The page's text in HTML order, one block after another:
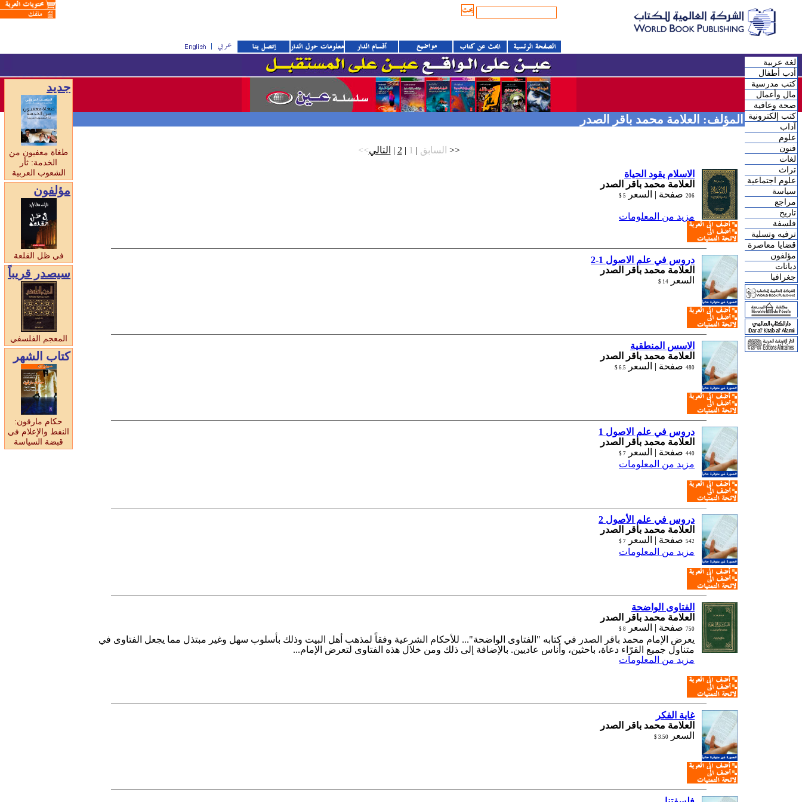
لغة عربية
أدب أطفال
كتب مدرسية
مال وأعمال
صحة وعافية
كتب إلكترونية
آداب
علوم
فنون
لغات
تراث
علوم اجتماعية
سياسة
مراجع
تاريخ
فلسفة
ترفيه وتسلية
قضايا معاصرة
مؤلفون
ديانات
جغرافيا
المؤلف: العلامة محمد باقر الصدر
<<السابق |
1
|
2
| التالي >>
الاسلام يقود الحياة
العلامة محمد باقر الصدر
206 صفحة | السعر 5 $
مزيد من المعلومات
دروس في علم الاصول 1-2
العلامة محمد باقر الصدر
السعر
14 $
الاسس المنطقية
العلامة محمد باقر الصدر
480 صفحة | السعر 6.5 $
دروس في علم الاصول 1
العلامة محمد باقر الصدر
440 صفحة | السعر 7 $
مزيد من المعلومات
دروس في علم الأصول 2
العلامة محمد باقر الصدر
542 صفحة | السعر 7 $
مزيد من المعلومات
الفتاوى الواضحة
العلامة محمد باقر الصدر
750 صفحة | السعر 8 $
يعرض الإمام محمد باقر الصدر في كتابه "الفتاوى الواضحة"... للأحكام الشرعية وفقاً لمذهب أهل البيت وذلك بأسلوب سهل وغير مبتذل مما يجعل الفتاوى في
متناول جميع القرّاء دعاة، باحثين، وأناس عاديين. بالإضافة إلى ذلك ومن خلال هذه الفتاوى لتعرض الإمام...
مزيد من المعلومات
غاية الفكر
العلامة محمد باقر الصدر
السعر
3.50 $
جديد
طغاة معفيون من
الخدمة: ثأر
الشعوب العربية
مؤلفون
في ظل القلعة
سيصدر قريبا
المعجم الفلسفي
كتاب الشهر
حكام مارقون:
النفط والإعلام في
قبضة السياسة